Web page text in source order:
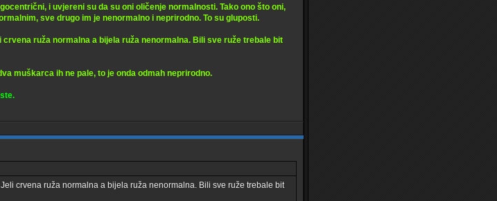
i uvjereni su da su oni oličenje normalnosti. Tako ono što oni,
sve drugo im je nenormalno i neprirodno. To su gluposti.
ruža normalna a bijela ruža nenormalna. Bili sve ruže trebale bit
muškarca ih ne pale, to je onda odmah neprirodno.
crvena ruža normalna a bijela ruža nenormalna. Bili sve ruže trebale bit